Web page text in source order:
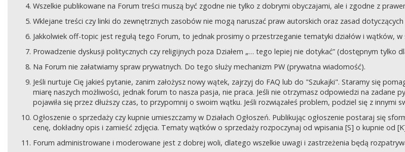
Wszelkie publikowane na Forum treści muszą być zgodne nie tylko z dobrymi obyczajami, ale i zgodne z
Wklejane treści czy linki do zewnętrznych zasobów nie mogą naruszać praw autorskich oraz zasad
Jakkolwiek off-topic jest regułą tego Forum, to jednak prosimy o przestrzeganie tematyki działów i wątków, w
Prowadzenie dyskusji politycznych czy religijnych poza Działem „… tego lepiej nie dotykać” (dostępnym tylko
Na Forum nie załatwiamy spraw prywatnych. Do tego służy mechanizm PW (prywatna wiadomość).
Jeśli nurtuje Cię jakieś pytanie, zanim założysz nowy wątek, zajrzyj do FAQ lub do "Szukajki". Staramy się
miarę naszych możliwości, jednak forum to nasza pasja, nie praca. Jeśli nie otrzymasz odpowiedzi na zadane
pojawiła się przez dłuższy czas, to przypomnij o swoim wątku. Jeśli rozwiązałeś problem, podziel się z innymi
Ogłoszenie o sprzedaży czy kupnie umieszczamy w Działach Ogłoszeń. Publikując ogłoszenie postaraj się
cenę, dokładny opis i zamieść zdjęcia. Tematy wątków o sprzedaży rozpoczynaj od wpisania [S] o kupnie od
Forum administrowane i moderowane jest z dobrej woli, dlatego wszelkie uwagi i zastrzeżenia będą